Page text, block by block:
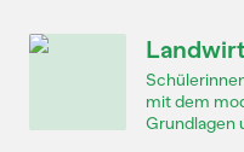
mit dem
Grundlagen